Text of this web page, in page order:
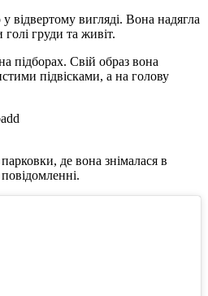
відвертому вигляді. Вона надягла
груди та живіт.
підборах. Свій образ вона
підвісками, а на голову
де вона знімалася в